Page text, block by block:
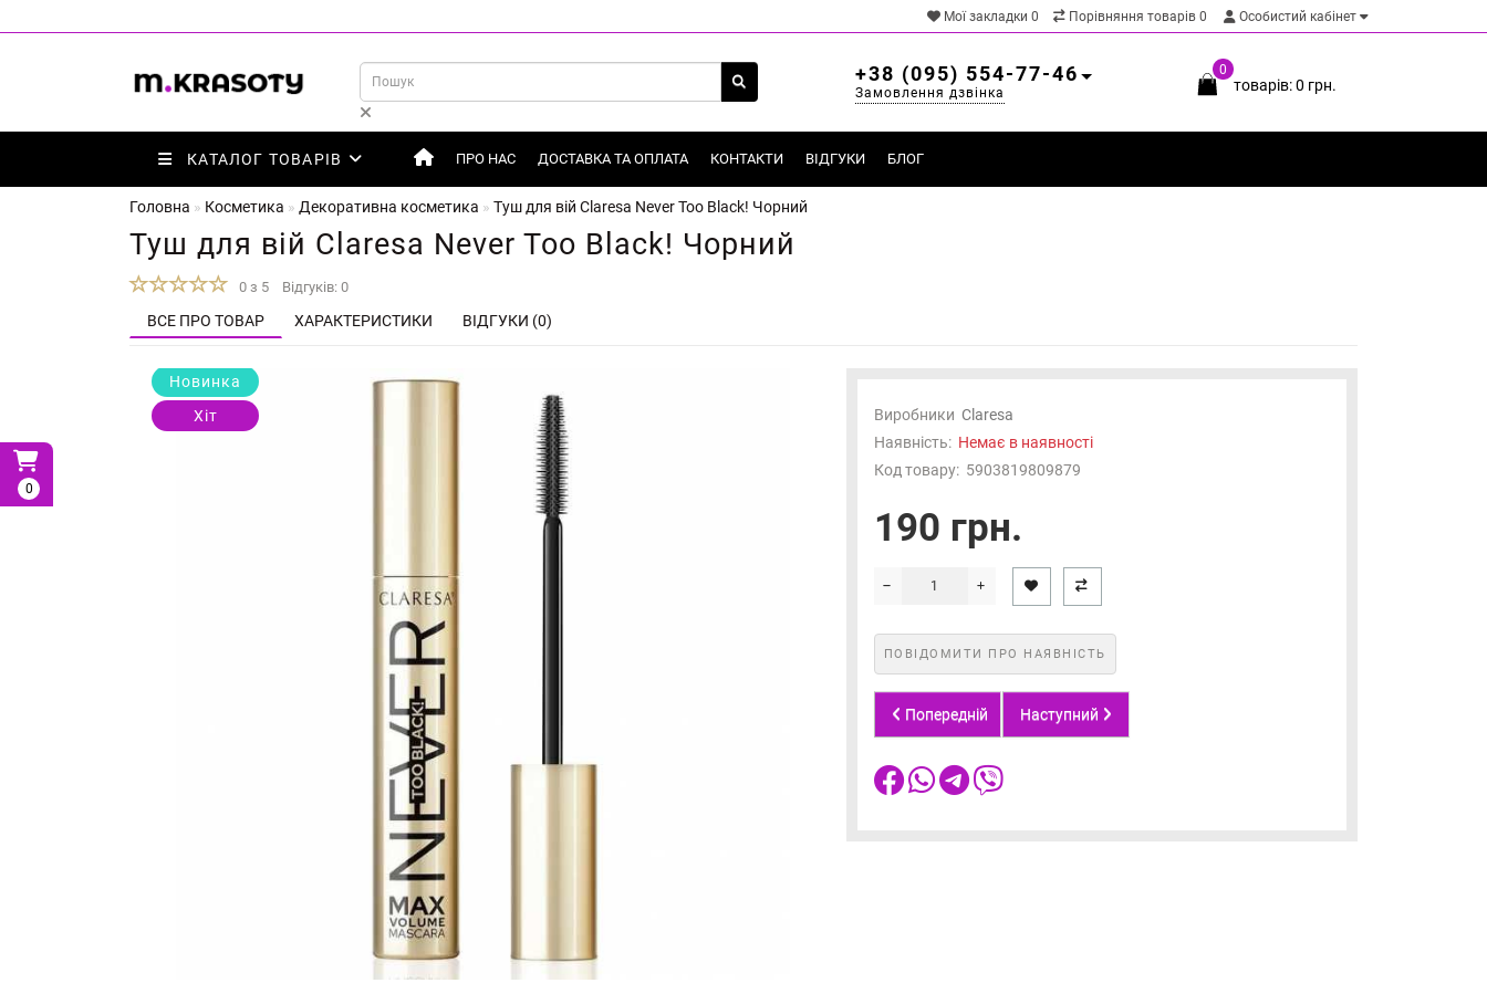
0
Мої закладки 0 Порівняння товарів 0 Особистий кабінет
0
товарів: 0 грн.
+38 (095) 554-77-46
Замовлення дзвінка
КАТАЛОГ ТОВАРІВ ПРО НАС ДОСТАВКА ТА ОПЛАТА КОНТАКТИ ВІДГУКИ БЛОГ
Головна Косметика Декоративна косметика Туш для вій Claresa Never Too Black! Чорний
Туш для вій Claresa Never Too Black! Чорний
0 з 5 Відгуків: 0
ВСЕ ПРО ТОВАР ХАРАКТЕРИСТИКИ ВІДГУКИ (0)
Новинка
Хіт
Виробники Claresa
Наявність: Немає в наявності
Код товару: 5903819809879
190 грн.
ПОВІДОМИТИ ПРО НАЯВНІСТЬ
Попередній Наступний